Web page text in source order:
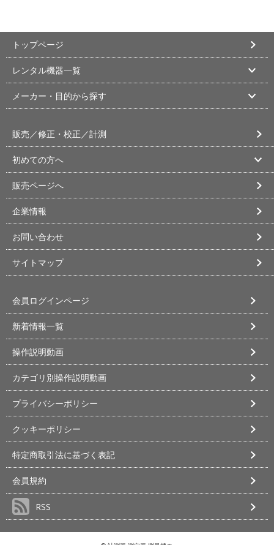
トップページ
レンタル機器一覧
メーカー・目的から探す
販売／修正・校正／計測
初めての方へ
販売ページへ
企業情報
お問い合わせ
サイトマップ
会員ログインページ
新着情報一覧
操作説明動画
カテゴリ別操作説明動画
プライバシーポリシー
クッキーポリシー
特定商取引法に基づく表記
会員規約
RSS